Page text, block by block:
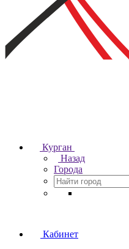
Курган
Назад
Города
Кабинет